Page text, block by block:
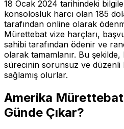
18 Ocak 2024 tarihindeki
konsolosluk harcı olan 185
tarafından online olarak
Mürettebat vize harçları,
sahibi tarafından ödenir ve
olarak tamamlanır. Bu
sürecinin sorunsuz ve düzenli
sağlamış olurlar.
Amerika
Günde Çıkar?